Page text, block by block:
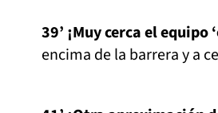
39’ ¡Muy cerca el equipo
encima de la barrera y a